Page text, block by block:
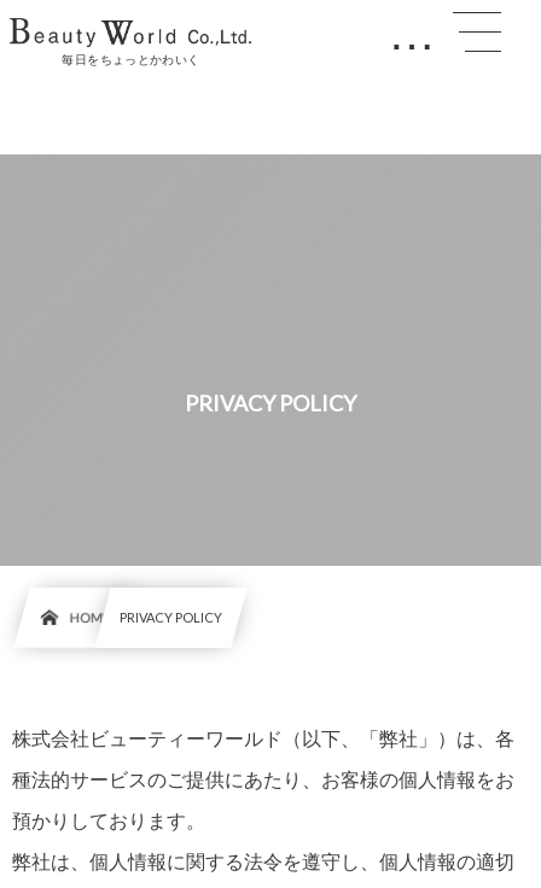
毎日をちょっとかわいく …
PRIVACY POLICY
HOME PRIVACY POLICY
株式会社ビューティーワールド（以下、「弊社」）は、各
種法的サービスのご提供にあたり、お客様の個人情報をお
預かりしております。
弊社は、個人情報に関する法令を遵守し、個人情報の適切